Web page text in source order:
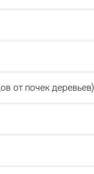
от почек деревьев)